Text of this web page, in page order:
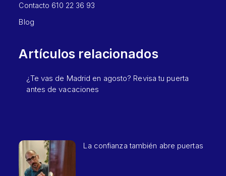
Contacto 610 22 36 93
Blog
Artículos relacionados
¿Te vas de Madrid en agosto? Revisa tu puerta
antes de vacaciones
La confianza también abre puertas